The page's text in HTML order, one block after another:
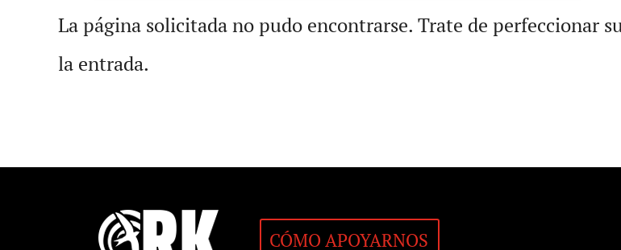
La página solicitada no pudo encontrarse. Trate de perfeccionar
la entrada.
CÓMO APOYARNOS